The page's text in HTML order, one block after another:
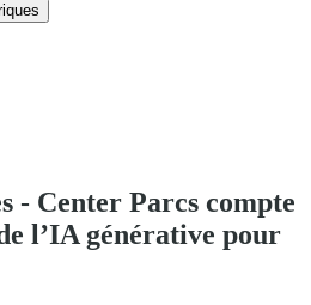
- Center Parcs compte
l’IA générative pour